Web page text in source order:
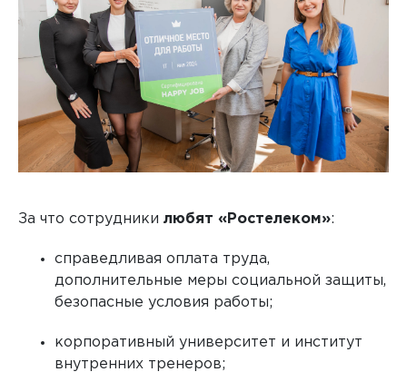
За что сотрудники любят «Ростелеком»:
справедливая оплата труда,
дополнительные меры социальной защиты,
безопасные условия работы;
корпоративный университет и институт
внутренних тренеров;